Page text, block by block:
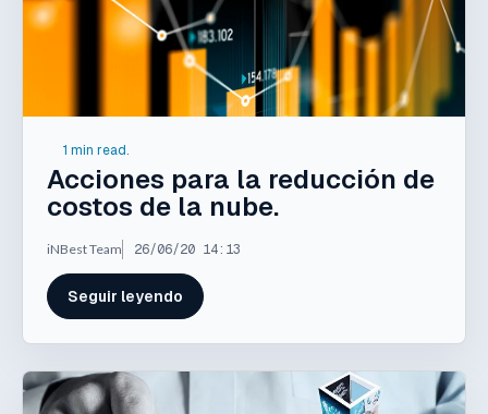
1 min read.
Acciones para la reducción de
costos de la nube.
iNBest Team 26/06/20 14:13
Seguir leyendo